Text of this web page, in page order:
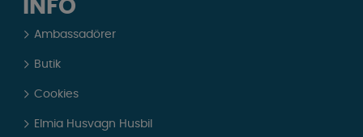
INFO
Ambassadörer
Butik
Cookies
Elmia Husvagn Husbil